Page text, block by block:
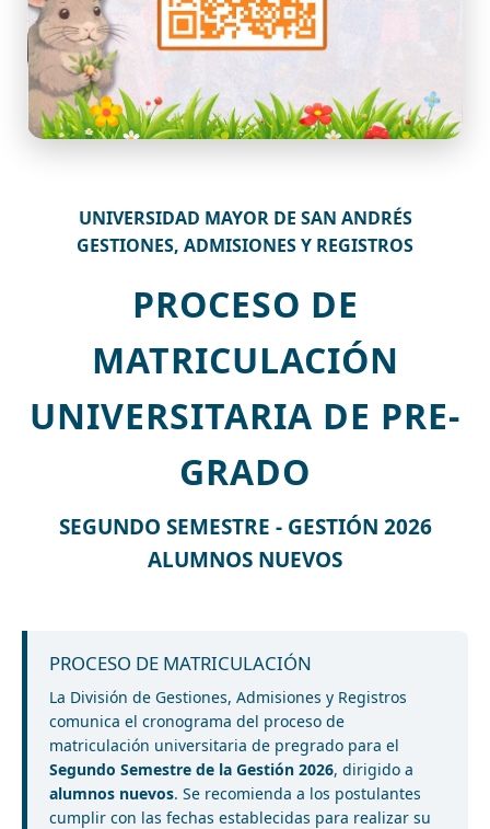
UNIVERSIDAD MAYOR DE SAN ANDRÉS
GESTIONES, ADMISIONES Y REGISTROS
PROCESO DE
MATRICULACIÓN
UNIVERSITARIA DE PRE-
GRADO
SEGUNDO SEMESTRE - GESTIÓN 2026
ALUMNOS NUEVOS
PROCESO DE MATRICULACIÓN
La División de Gestiones, Admisiones y Registros
comunica el cronograma del proceso de
matriculación universitaria de pregrado para el
Segundo Semestre de la Gestión 2026, dirigido a
alumnos nuevos. Se recomienda a los postulantes
cumplir con las fechas establecidas para realizar su